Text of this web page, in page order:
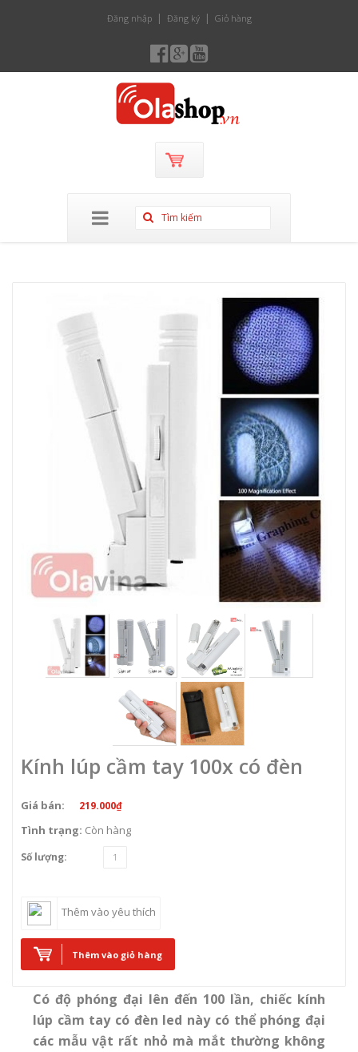
Đăng nhập Đăng ký Giỏ hàng
Kính lúp cầm tay 100x có đèn
Giá bán: 219.000₫
Tình trạng: Còn hàng
Số lượng:
Thêm vào yêu thích
Thêm vào giỏ hàng
Có độ phóng đại lên đến 100 lần, chiếc kính
lúp cầm tay có đèn led này có thể phóng đại
các mẫu vật rất nhỏ mà mắt thường không